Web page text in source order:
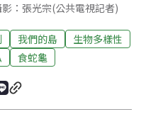
：張光宗(公共電視記者)
我們的島
生物多樣性
食蛇龜